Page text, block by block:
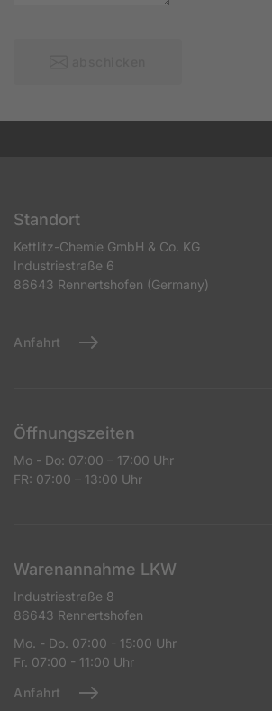
Standort
Kettlitz-Chemie GmbH & Co. KG
Industriestraße 6
86643 Rennertshofen (Germany)
Anfahrt
Öffnungszeiten
Mo - Do: 07:00 – 17:00 Uhr
FR: 07:00 – 13:00 Uhr
Warenannahme LKW
Industriestraße 8
86643 Rennertshofen
Mo. - Do. 07:00 - 15:00 Uhr
Fr. 07:00 - 11:00 Uhr
Anfahrt